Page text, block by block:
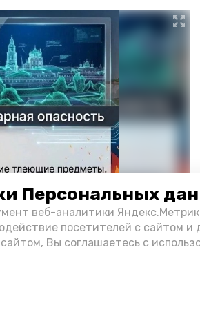
Персональных
веб-аналитики
посетителей с сайтом и
Вы соглашаетесь с